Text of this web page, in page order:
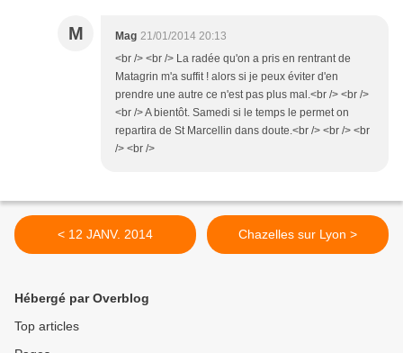
M Mag 21/01/2014 20:13
<br /> <br /> La radée qu'on a pris en rentrant de
Matagrin m'a suffit ! alors si je peux éviter d'en
prendre une autre ce n'est pas plus mal.<br /> <br />
<br /> A bientôt. Samedi si le temps le permet on
repartira de St Marcellin dans doute.<br /> <br /> <br
/> <br />
< 12 JANV. 2014 Chazelles sur Lyon >
Hébergé par Overblog
Top articles